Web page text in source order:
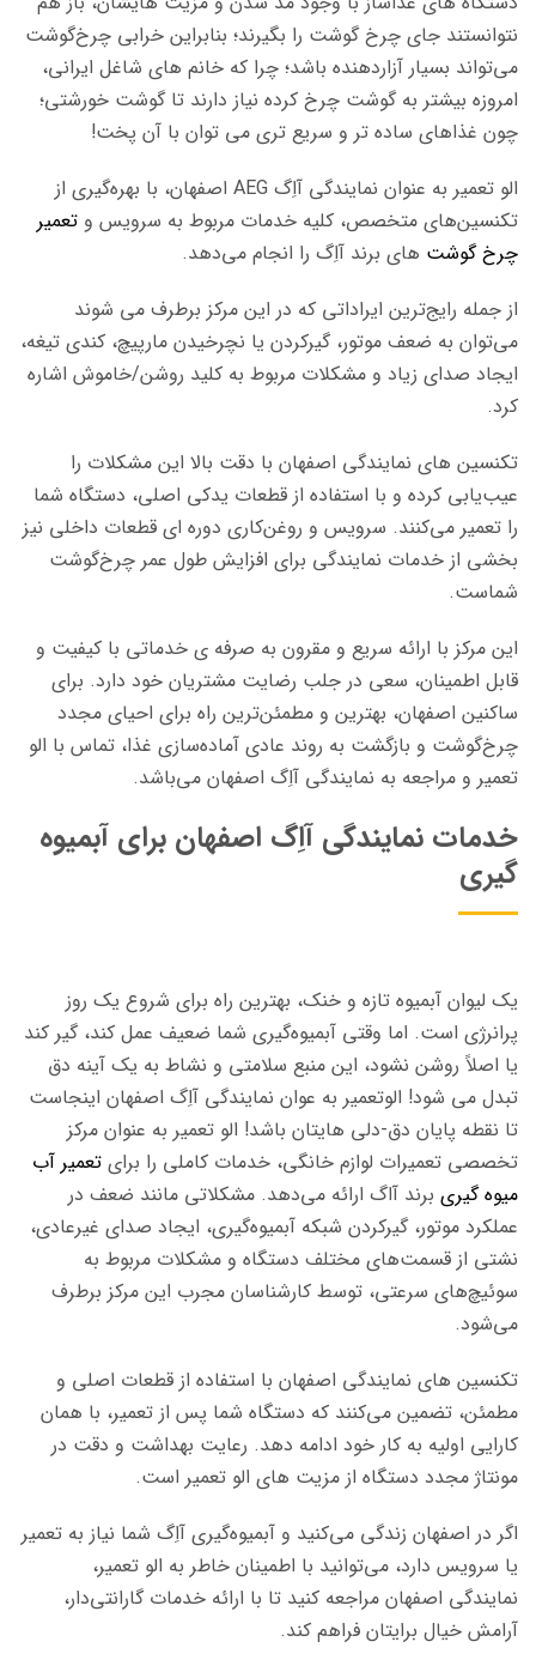
نتوانستند جای چرخ گوشت را بگیرند؛ بنابراین خرابی چرخ‌گوشت
می‌تواند بسیار آزاردهنده باشد؛ چرا که خانم های شاغل ایرانی،
امروزه بیشتر به گوشت چرخ کرده نیاز دارند تا گوشت خورشتی؛
چون غذاهای ساده تر و سریع تری می توان با آن پخت!
الو تعمیر به عنوان نمایندگی آاِگ AEG اصفهان، با بهره‌گیری از
تکنسین‌های متخصص، کلیه خدمات مربوط به سرویس و تعمیر
چرخ گوشت های برند آاِگ را انجام می‌دهد.
از جمله رایج‌ترین ایراداتی که در این مرکز برطرف می شوند
می‌توان به ضعف موتور، گیرکردن یا نچرخیدن مارپيچ، کندی تیغه،
ایجاد صدای زیاد و مشکلات مربوط به کلید روشن/خاموش اشاره
کرد.
تکنسین های نمایندگی اصفهان با دقت بالا این مشکلات را
عیب‌یابی کرده و با استفاده از قطعات یدکی اصلی، دستگاه شما
را تعمیر می‌کنند. سرویس و روغن‌کاری دوره‌ ای قطعات داخلی نیز
بخشی از خدمات نمایندگی برای افزایش طول عمر چرخ‌گوشت
شماست.
این مرکز با ارائه سریع و مقرون به صرفه ی خدماتی با کیفیت و
قابل اطمینان، سعی در جلب رضایت مشتریان خود دارد. برای
ساکنین اصفهان، بهترین و مطمئن‌ترین راه برای احیای مجدد
چرخ‌گوشت و بازگشت به روند عادی آماده‌سازی غذا، تماس با الو
تعمیر و مراجعه به نمایندگی آاِگ اصفهان می‌باشد.
خدمات نمایندگی آاِگ اصفهان برای آبمیوه
گیری
یک لیوان آبمیوه تازه و خنک، بهترین راه برای شروع یک روز
پرانرژی است. اما وقتی آبمیوه‌گیری شما ضعیف عمل کند، گیر کند
یا اصلاً روشن نشود، این منبع سلامتی و نشاط به یک آینه دق
تبدل می شود! الوتعمیر به عوان نمایندگی آاِگ اصفهان اینجاست
تا نقطه پایان دق-دلی هایتان باشد! الو تعمیر به عنوان مرکز
تخصصی تعمیرات لوازم خانگی، خدمات کاملی را برای تعمیر آب
میوه گیری برند آاگ ارائه می‌دهد. مشکلاتی مانند ضعف در
عملکرد موتور، گیرکردن شبکه آبمیوه‌گیری، ایجاد صدای غیرعادی،
نشتی از قسمت‌های مختلف دستگاه و مشکلات مربوط به
سوئیچ‌های سرعتی، توسط کارشناسان مجرب این مرکز برطرف
می‌شود.
تکنسین های نمایندگی اصفهان با استفاده از قطعات اصلی و
مطمئن، تضمین می‌کنند که دستگاه شما پس از تعمیر، با همان
کارایی اولیه به کار خود ادامه دهد. رعایت بهداشت و دقت در
مونتاژ مجدد دستگاه از مزیت های الو تعمیر است.
اگر در اصفهان زندگی می‌کنید و آبمیوه‌گیری آاِگ شما نیاز به تعمیر
یا سرویس دارد، می‌توانید با اطمینان خاطر به الو تعمیر،
نمایندگی اصفهان مراجعه کنید تا با ارائه خدمات گارانتی‌دار،
آرامش خیال برایتان فراهم کند.